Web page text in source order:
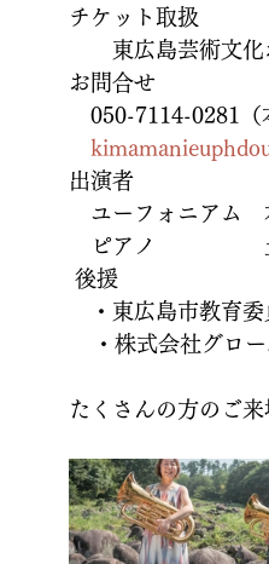
チケット取扱
東広島芸術文化
お問合せ
050-7114-0281（
出演者
ユーフォニアム　
ピアノ　　　　　
後援
・東広島市教育委
・株式会社グロ
たくさんの方のご